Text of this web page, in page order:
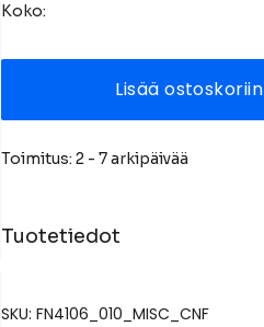
Koko:
Lisää ostoskoriin
Toimitus: 2 - 7 arkipäivää
Tuotetiedot
SKU: FN4106_010_MISC_CNF